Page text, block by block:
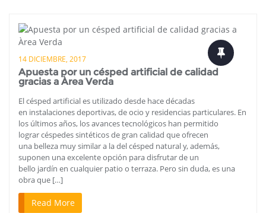
14 DICIEMBRE, 2017
Apuesta por un césped artificial de calidad
gracias a Àrea Verda
El césped artificial es utilizado desde hace décadas
en instalaciones deportivas, de ocio y residencias particulares. En
los últimos años, los avances tecnológicos han permitido
lograr céspedes sintéticos de gran calidad que ofrecen
una belleza muy similar a la del césped natural y, además,
suponen una excelente opción para disfrutar de un
bello jardín en cualquier patio o terraza. Pero sin duda, es una
obra que […]
Read More